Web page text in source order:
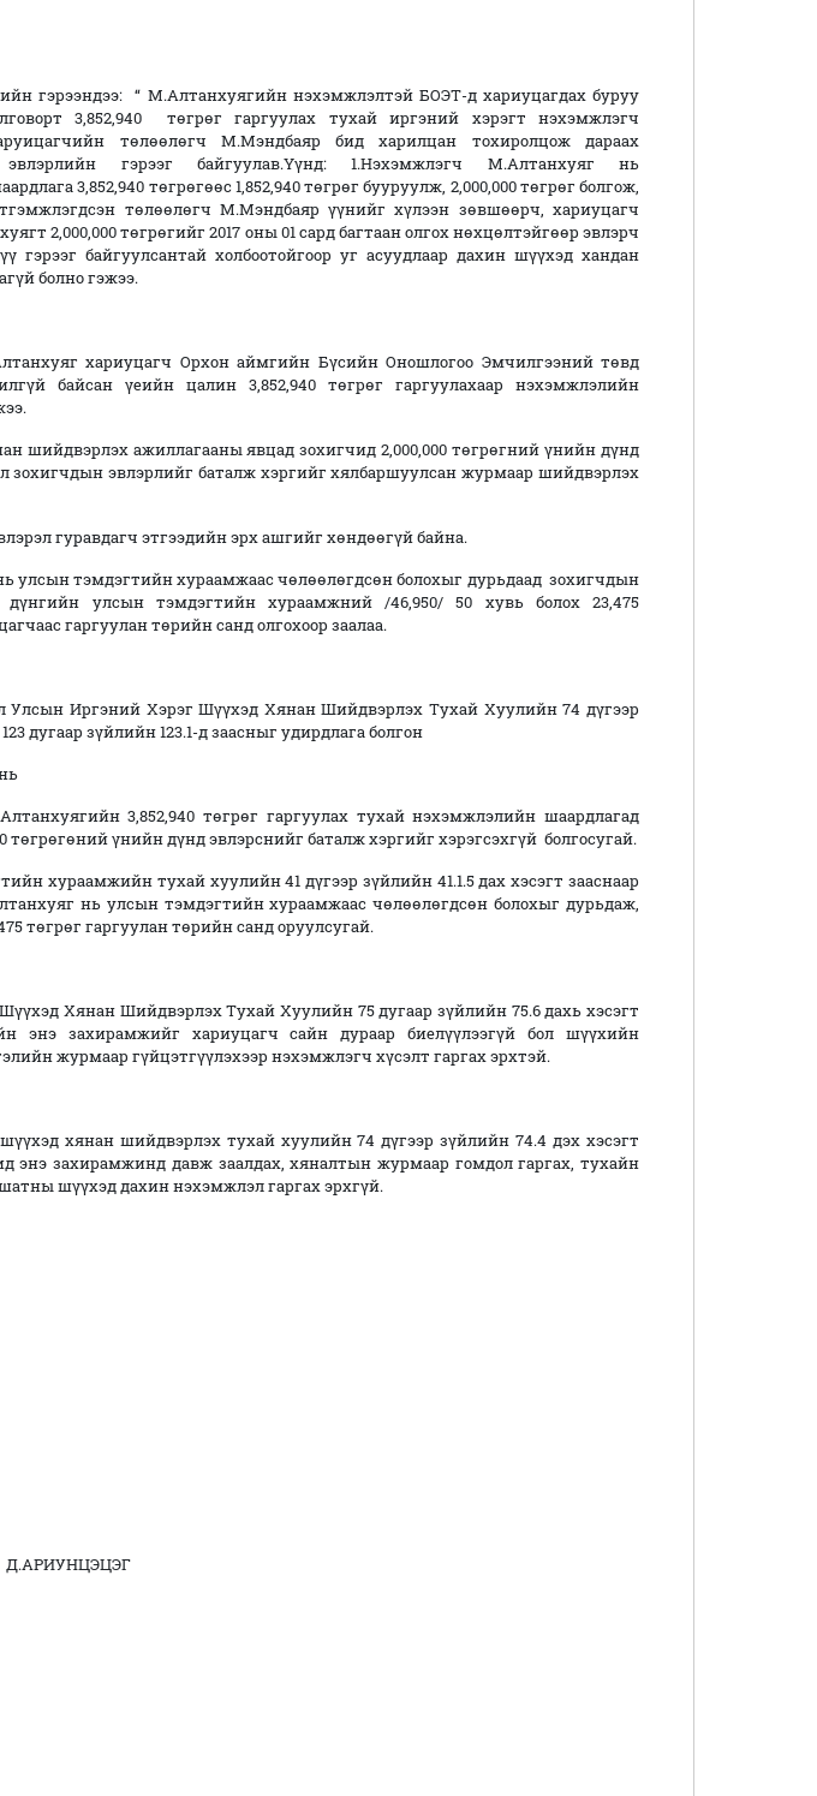
гэрээндээ: “ М.Алтанхуягийн нэхэмжлэлтэй БОЭТ-д хариуцагдах буруу
3,852,940 төгрөг гаргуулах тухай иргэний хэрэгт нэхэмжлэгч
төлөөлөгч М.Мэндбаяр бид харилцан тохиролцож дараах
эвлэрлийн гэрээг байгуулав.Үүнд: 1.Нэхэмжлэгч М.Алтанхуяг нь
3,852,940 төгрөгөөс 1,852,940 төгрөг бууруулж, 2,000,000 төгрөг болгож,
төлөөлөгч М.Мэндбаяр үүнийг хүлээн зөвшөөрч, хариуцагч
2,000,000 төгрөгийг 2017 оны 01 сард багтаан олгох нөхцөлтэйгөөр эвлэрч
гэрээг байгуулсантай холбоотойгоор уг асуудлаар дахин шүүхэд хандан
болно гэжээ.
хариуцагч Орхон аймгийн Бүсийн Оношлогоо Эмчилгээний төвд
байсан үеийн цалин 3,852,940 төгрөг гаргуулахаар нэхэмжлэлийн
ажиллагааны явцад зохигчид 2,000,000 төгрөгний үнийн дүнд
зохигчдын эвлэрлийг баталж хэргийг хялбаршуулсан журмаар шийдвэрлэх
гуравдагч этгээдийн эрх ашгийг хөндөөгүй байна.
тэмдэгтийн хураамжаас чөлөөлөгдсөн болохыг дурьдаад зохигчдын
дүнгийн улсын тэмдэгтийн хураамжний /46,950/ 50 хувь болох 23,475
гаргуулан төрийн санд олгохоор заалаа.
Хэрэг Шүүхэд Хянан Шийдвэрлэх Тухай Хуулийн 74 дүгээр
дугаар зүйлийн 123.1-д заасныг удирдлага болгон
3,852,940 төгрөг гаргуулах тухай нэхэмжлэлийн шаардлагад
төгрөгөний үнийн дүнд эвлэрснийг баталж хэргийг хэрэгсэхгүй болгосугай.
хураамжийн тухай хуулийн 41 дүгээр зүйлийн 41.1.5 дах хэсэгт зааснаар
нь улсын тэмдэгтийн хураамжаас чөлөөлөгдсөн болохыг дурьдаж,
төгрөг гаргуулан төрийн санд оруулсугай.
Хянан Шийдвэрлэх Тухай Хуулийн 75 дугаар зүйлийн 75.6 дахь хэсэгт
энэ захирамжийг хариуцагч сайн дураар биелүүлээгүй бол шүүхийн
журмаар гүйцэтгүүлэхээр нэхэмжлэгч хүсэлт гаргах эрхтэй.
хянан шийдвэрлэх тухай хуулийн 74 дүгээр зүйлийн 74.4 дэх хэсэгт
энэ захирамжинд давж заалдах, хяналтын журмаар гомдол гаргах, тухайн
шүүхэд дахин нэхэмжлэл гаргах эрхгүй.